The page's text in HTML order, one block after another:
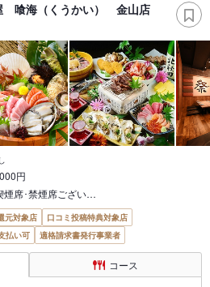
喰海（くうかい） 金山店
円
席･禁煙席ござい…
元対象店
口コミ投稿特典対象店
払い可 適格請求書発行事業者
コース